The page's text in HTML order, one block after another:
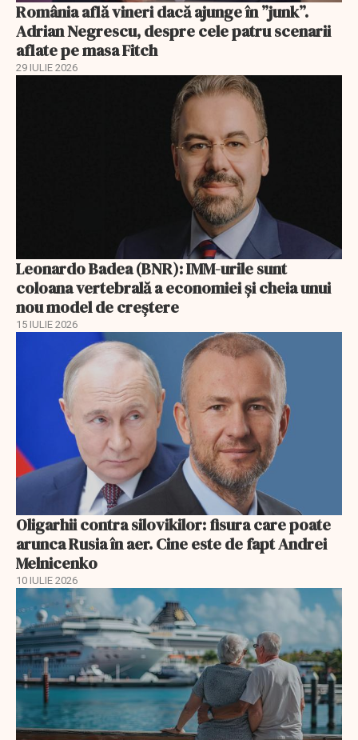
România află vineri dacă ajunge în ”junk”.
Adrian Negrescu, despre cele patru scenarii
aflate pe masa Fitch
29 IULIE 2026
Leonardo Badea (BNR): IMM-urile sunt
coloana vertebrală a economiei și cheia unui
nou model de creștere
15 IULIE 2026
Oligarhii contra silovikilor: fisura care poate
arunca Rusia în aer. Cine este de fapt Andrei
Melnicenko
10 IULIE 2026